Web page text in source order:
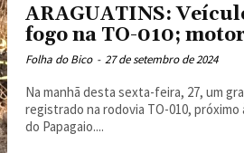
ARAGUATINS:
fogo na TO-010;
Folha do Bico - 27 de setembro de 2024
Na manhã desta sexta-feira, 27, um
registrado na rodovia TO-010,
do Papagaio....